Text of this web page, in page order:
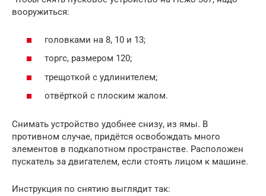
вооружиться:
головками на 8, 10 и 13;
торгс, размером 120;
трещоткой с удлинителем;
отвёрткой с плоским жалом.
Снимать устройство удобнее снизу, из ямы. В
противном случае, придётся освобождать много
элементов в подкапотном пространстве. Расположен
пускатель за двигателем, если стоять лицом к машине.
Инструкция по снятию выглядит так: